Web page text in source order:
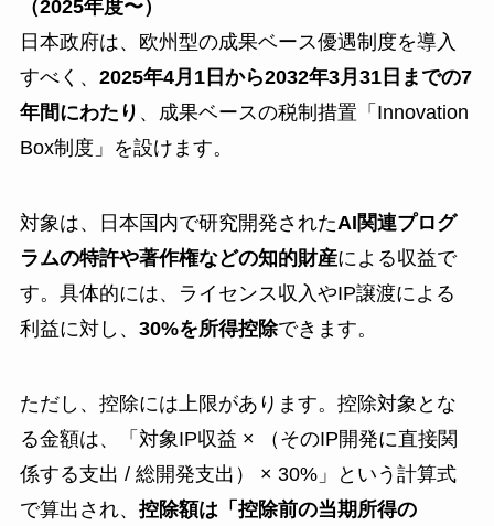
（2025年度〜）
日本政府は、欧州型の成果ベース優遇制度を導入
すべく、 2025年4月1日から2032年3月31日までの7
年間にわたり 、成果ベースの税制措置「Innovation
Box制度」を設けます。
対象は、日本国内で研究開発されたAI関連プログ
ラムの特許や著作権などの知的財産による収益で
す。具体的には、ライセンス収入やIP譲渡による
利益に対し、 30%を所得控除できます。
ただし、控除には上限があります。控除対象とな
る金額は、「対象IP収益 × （そのIP開発に直接関
係する支出 / 総開発支出） × 30%」という計算式
で算出され、 控除額は「控除前の当期所得の